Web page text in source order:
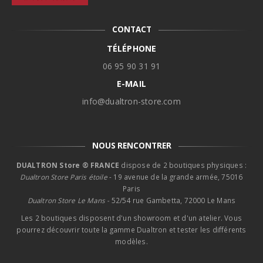
CONTACT
TÉLÉPHONE
06 95 90 31 91
E-MAIL
info@dualtron-store.com
NOUS RENCONTRER
DUALTRON Store ® FRANCE dispose de 2 boutiques physiques :
Dualtron Store Paris étoile- 19 avenue de la grande armée, 75016
Paris
Dualtron Store Le Mans - 52/54 rue Gambetta, 72000 Le Mans
Les 2 boutiques disposent d'un showroom et d'un atelier. Vous
pourrez découvrir toute la gamme Dualtron et tester les différents
modèles.